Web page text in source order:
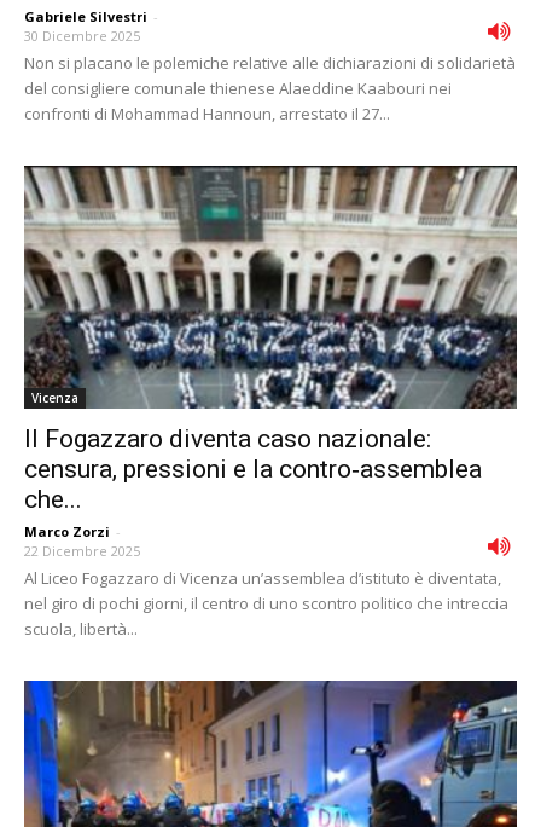
Gabriele Silvestri -
30 Dicembre 2025
Non si placano le polemiche relative alle dichiarazioni di solidarietà
del consigliere comunale thienese Alaeddine Kaabouri nei
confronti di Mohammad Hannoun, arrestato il 27...
Vicenza
Il Fogazzaro diventa caso nazionale:
censura, pressioni e la contro‑assemblea
che...
Marco Zorzi -
22 Dicembre 2025
Al Liceo Fogazzaro di Vicenza un’assemblea d’istituto è diventata,
nel giro di pochi giorni, il centro di uno scontro politico che intreccia
scuola, libertà...